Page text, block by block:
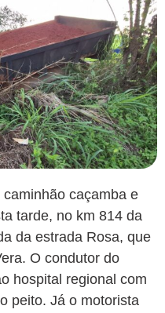
caçamba e
tarde, no km 814 da
da estrada Rosa, que
O condutor do
hospital regional com
peito. Já o motorista